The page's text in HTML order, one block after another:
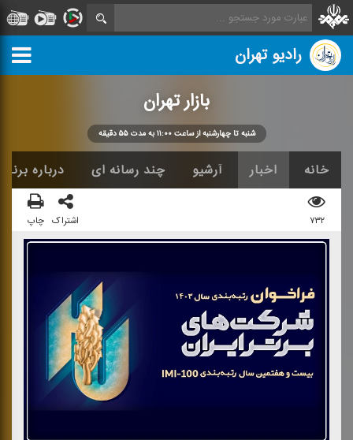
رادیو تهران
بازار تهران
شنبه تا چهارشنبه از ساعت ۱۱:۰۰ به مدت ۵۵ دقیقه
خانه اخبار آرشیو چند رسانه ای درباره
۷۳۲ اشتراک چاپ